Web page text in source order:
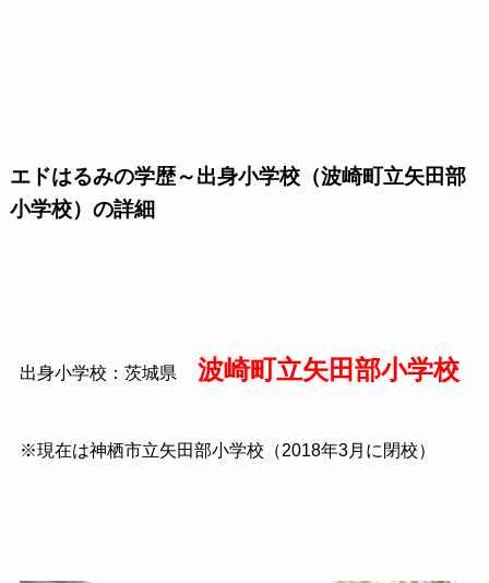
エドはるみの学歴～出身小学校（波崎町立矢田部
小学校）の詳細
出身小学校：茨城県 波崎町立矢田部小学校
※現在は神栖市立矢田部小学校（2018年3月に閉校）